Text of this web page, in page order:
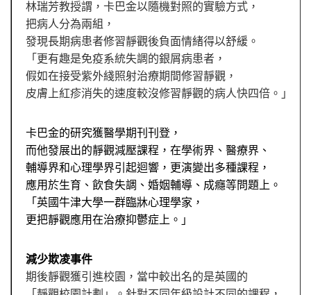
林瑞芳教授謂，卡巴金以隨機對照的實驗方式，
把病人分為兩組，
發現長期病患者修習靜觀後負面情緒得以舒緩。
「更有趣是免疫系統失調的銀屑病患者，
假如在接受紫外綫照射治療期間修習靜觀，
皮膚上紅疹消失的速度較沒修習靜觀的病人快四倍。」
卡巴金的研究獲醫學期刊刊登，
而他發展出的靜觀減壓課程，在學術界、醫療界、
輔導界和心理學界引起迴響，更演變出多種課程，
應用於生育、飲食失調、婚姻輔導、成癮等問題上。
「英國牛津大學一群臨牀心理學家，
更把靜觀應用在治療抑鬱症上。」
減少欺凌事件
期後靜觀獲引進校園，當中較出名的是英國的